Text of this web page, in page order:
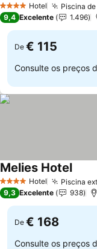
4 EstrelasHotel Piscina
9,4 Excelente 1.496
De € 115
Consulte os preços
4 EstrelasHotel Piscina
Melies HotelVer
9,3 Excelente 938
De € 168
Consulte os preços